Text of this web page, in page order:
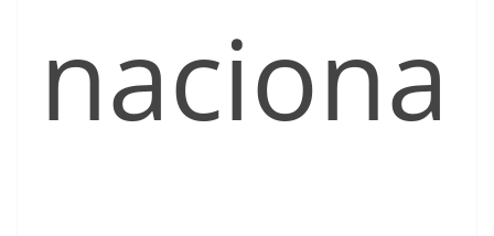
naciona